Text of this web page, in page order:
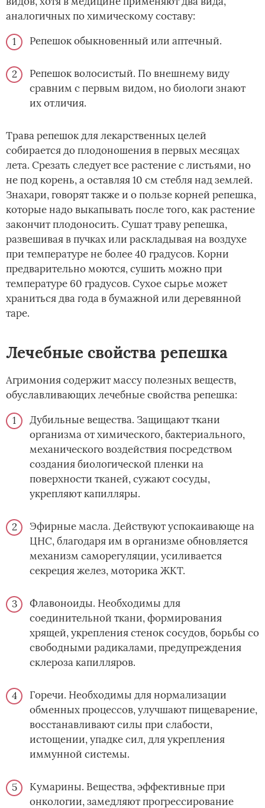
аналогичных по химическому составу:
Репешок обыкновенный или аптечный.
Репешок волосистый. По внешнему виду
сравним с первым видом, но биологи знают
их отличия.
Трава репешок для лекарственных целей
собирается до плодоношения в первых месяцах
лета. Срезать следует все растение с листьями, но
не под корень, а оставляя 10 см стебля над землей.
Знахари, говорят также и о пользе корней репешка,
которые надо выкапывать после того, как растение
закончит плодоносить. Сушат траву репешка,
развешивая в пучках или раскладывая на воздухе
при температуре не более 40 градусов. Корни
предварительно моются, сушить можно при
температуре 60 градусов. Сухое сырье может
храниться два года в бумажной или деревянной
таре.
Лечебные свойства репешка
Агримония содержит массу полезных веществ,
обуславливающих лечебные свойства репешка:
Дубильные вещества. Защищают ткани
организма от химического, бактериального,
механического воздействия посредством
создания биологической пленки на
поверхности тканей, сужают сосуды,
укрепляют капилляры.
Эфирные масла. Действуют успокаивающе на
ЦНС, благодаря им в организме обновляется
механизм саморегуляции, усиливается
секреция желез, моторика ЖКТ.
Флавоноиды. Необходимы для
соединительной ткани, формирования
хрящей, укрепления стенок сосудов, борьбы со
свободными радикалами, предупреждения
склероза капилляров.
Горечи. Необходимы для нормализации
обменных процессов, улучшают пищеварение,
восстанавливают силы при слабости,
истощении, упадке сил, для укрепления
иммунной системы.
Кумарины. Вещества, эффективные при
онкологии, замедляют прогрессирование